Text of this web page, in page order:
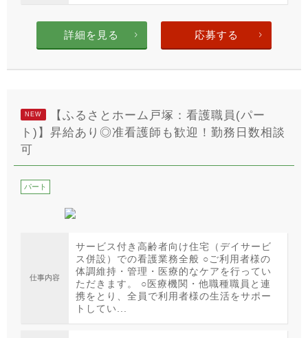
詳細を見る 応募する
NEW
【ふるさとホーム戸塚：看護職員(パー
ト)】昇給あり◎准看護師も歓迎！勤務日数相談
可
パート
仕事内容
サービス付き高齢者向け住宅（デイサービ
ス併設）での看護業務全般 ○ご利用者様の
体調維持・管理・医療的なケアを行ってい
ただきます。 ○医療機関・他職種職員と連
携をとり、全員で利用者様の生活をサポー
トしてい...